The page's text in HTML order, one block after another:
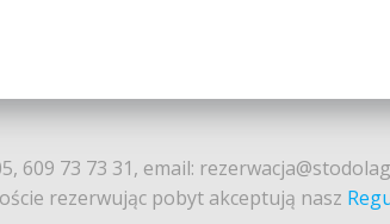
609 73 73 31, email:
rezerwując pobyt akceptują nasz